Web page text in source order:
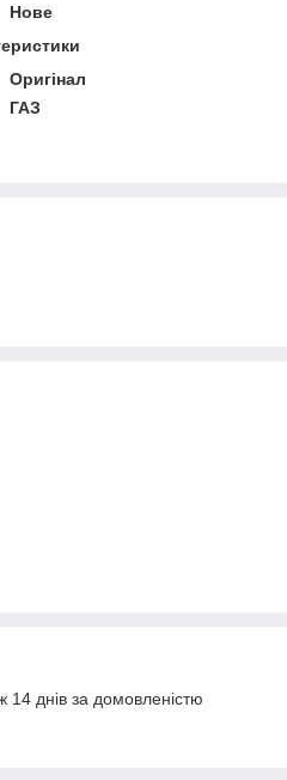
Нове
Оригінал
ГАЗ
днів за домовленістю